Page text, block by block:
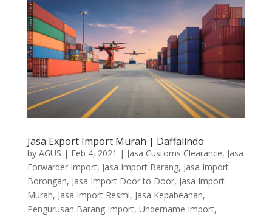
Jasa Export Import Murah | Daffalindo
by AGUS | Feb 4, 2021 | Jasa Customs Clearance, Jasa
Forwarder Import, Jasa Import Barang, Jasa Import
Borongan, Jasa Import Door to Door, Jasa Import
Murah, Jasa Import Resmi, Jasa Kepabeanan,
Pengurusan Barang Import, Undername Import,